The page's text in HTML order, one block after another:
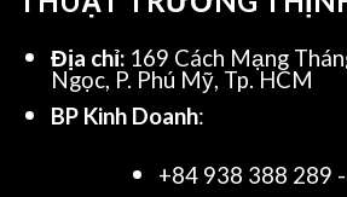
Địa chỉ: 169 Cách Mạng
Ngọc, P. Phú Mỹ, Tp. HCM
BP Kinh Doanh:
+84 938 388 289